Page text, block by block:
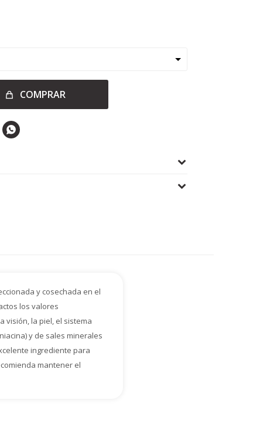
COMPRAR

y cosechada en el
los valores
visión, la piel, el sistema
y de sales minerales
ingrediente para
mantener el